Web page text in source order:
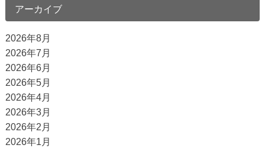
アーカイブ
2026年8月
2026年7月
2026年6月
2026年5月
2026年4月
2026年3月
2026年2月
2026年1月